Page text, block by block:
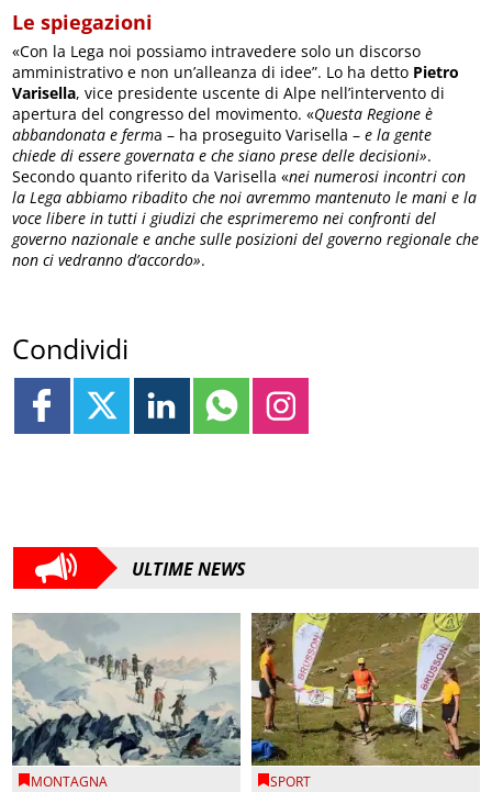
Le spiegazioni
«Con la Lega noi possiamo intravedere solo un discorso
amministrativo e non un’alleanza di idee”. Lo ha detto Pietro
Varisella, vice presidente uscente di Alpe nell’intervento di
apertura del congresso del movimento. «Questa Regione è
abbandonata e ferma – ha proseguito Varisella –e la gente
chiede di essere governata e che siano prese delle decisioni».
Secondo quanto riferito da Varisella «nei numerosi incontri con
la Lega abbiamo ribadito che noi avremmo mantenuto le mani e la
voce libere in tutti i giudizi che esprimeremo nei confronti del
governo nazionale e anche sulle posizioni del governo regionale che
non ci vedranno d’accordo».
Condividi
ULTIME NEWS
MONTAGNA SPORT